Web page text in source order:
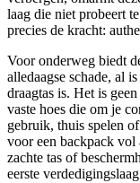
laag die niet probeert
precies de kracht:
Voor onderweg biedt
alledaagse schade, al
draagtas is. Het is
vaste hoes die om je
gebruik, thuis spelen
voor een backpack vol
zachte tas of
eerste